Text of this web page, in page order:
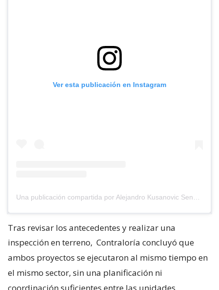
Ver esta publicación en Instagram
Una publicación compartida por Alejandro Kusanovic Senador (@akusanovicg)
Tras revisar los antecedentes y realizar una
inspección en terreno, Contraloría concluyó que
ambos proyectos se ejecutaron al mismo tiempo en
el mismo sector, sin una planificación ni